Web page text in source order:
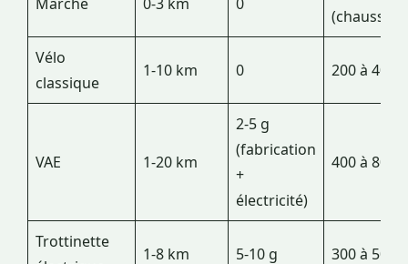
Vélo
classique
1-10 km 0 200 à 400 €
VAE 1-20 km
2-5 g
(fabrication
+
électricité)
400 à 800 €
Trottinette
1-8 km 5-10 g 300 à 500 €